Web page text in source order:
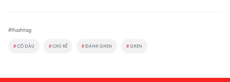
#Hashtag
#CÔ DÂU #CHÚ RỂ #ĐÁNH GHEN #GHEN